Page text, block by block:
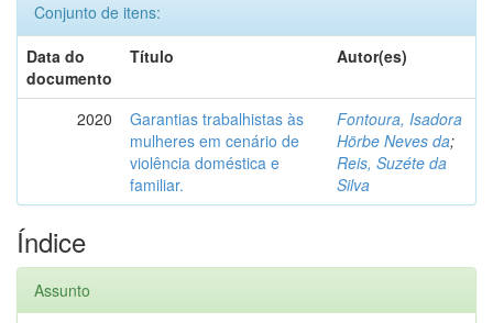
Conjunto de itens:
Data do
documento
Título Autor(es)
2020
Garantias trabalhistas às
mulheres em cenário de
violência doméstica e
familiar.
Fontoura, Isadora
Hörbe Neves da;
Reis, Suzéte da
Silva
Índice
Assunto